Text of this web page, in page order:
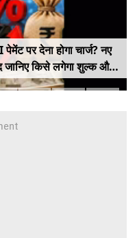
पर देना होगा चार्ज? नए
जानिए किसे लगेगा शुल्क और